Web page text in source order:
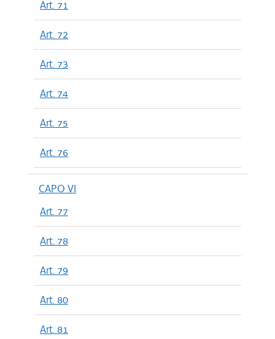
Art. 71
Art. 72
Art. 73
Art. 74
Art. 75
Art. 76
CAPO VI
Art. 77
Art. 78
Art. 79
Art. 80
Art. 81